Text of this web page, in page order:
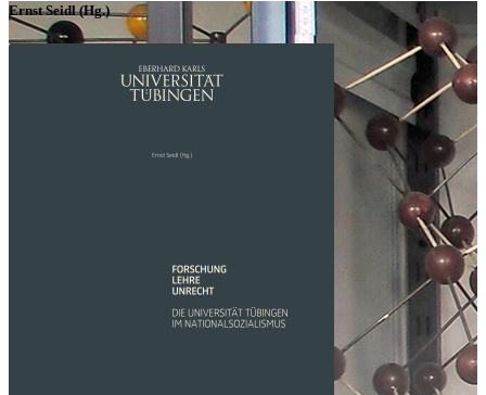
Ernst Seidl (Hg.)